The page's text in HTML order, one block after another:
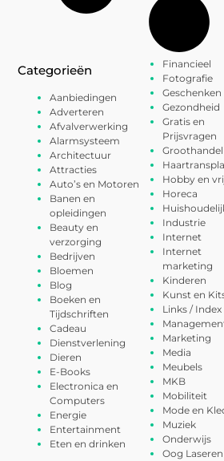
Categorieën
Aanbiedingen
Adverteren
Afvalverwerking
Alarmsysteem
Architectuur
Attracties
Auto’s en Motoren
Banen en
opleidingen
Beauty en
verzorging
Bedrijven
Bloemen
Blog
Boeken en
Tijdschriften
Cadeau
Dienstverlening
Dieren
E-Books
Electronica en
Computers
Energie
Entertainment
Eten en drinken
Financieel
Fotografie
Geschenken
Gezondheid
Gratis en
Prijsvragen
Groothandel
Hobby en
Horeca
Industrie
Internet
Internet
marketing
Kinderen
Kunst en
Links / Index
Marketing
Media
Meubels
MKB
Mobiliteit
Mode en
Muziek
Onderwijs
Oog Laseren